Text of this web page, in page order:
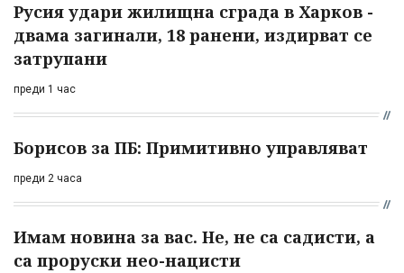
Русия удари жилищна сграда в Харков -
двама загинали, 18 ранени, издирват се
затрупани
преди 1 час
Борисов за ПБ: Примитивно управляват
преди 2 часа
Имам новина за вас. Не, не са садисти, а
са проруски нео-нацисти